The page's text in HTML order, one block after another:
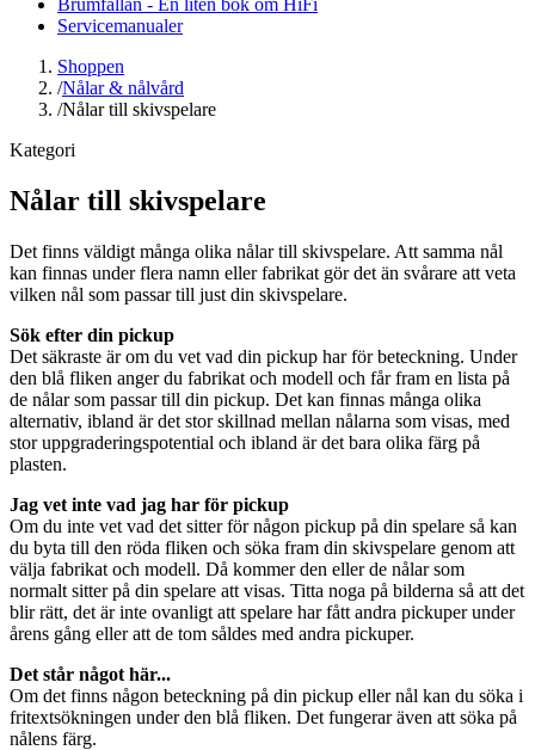
Servicemanualer
Shoppen
/Nålar & nålvård
/Nålar till skivspelare
Kategori
Nålar till skivspelare
Det finns väldigt många olika nålar till skivspelare. Att samma nål
kan finnas under flera namn eller fabrikat gör det än svårare att veta
vilken nål som passar till just din skivspelare.
Sök efter din pickup
Det säkraste är om du vet vad din pickup har för beteckning. Under
den blå fliken anger du fabrikat och modell och får fram en lista på
de nålar som passar till din pickup. Det kan finnas många olika
alternativ, ibland är det stor skillnad mellan nålarna som visas, med
stor uppgraderingspotential och ibland är det bara olika färg på
plasten.
Jag vet inte vad jag har för pickup
Om du inte vet vad det sitter för någon pickup på din spelare så kan
du byta till den röda fliken och söka fram din skivspelare genom att
välja fabrikat och modell. Då kommer den eller de nålar som
normalt sitter på din spelare att visas. Titta noga på bilderna så att det
blir rätt, det är inte ovanligt att spelare har fått andra pickuper under
årens gång eller att de tom såldes med andra pickuper.
Det står något här...
Om det finns någon beteckning på din pickup eller nål kan du söka i
fritextsökningen under den blå fliken. Det fungerar även att söka på
nålens färg.